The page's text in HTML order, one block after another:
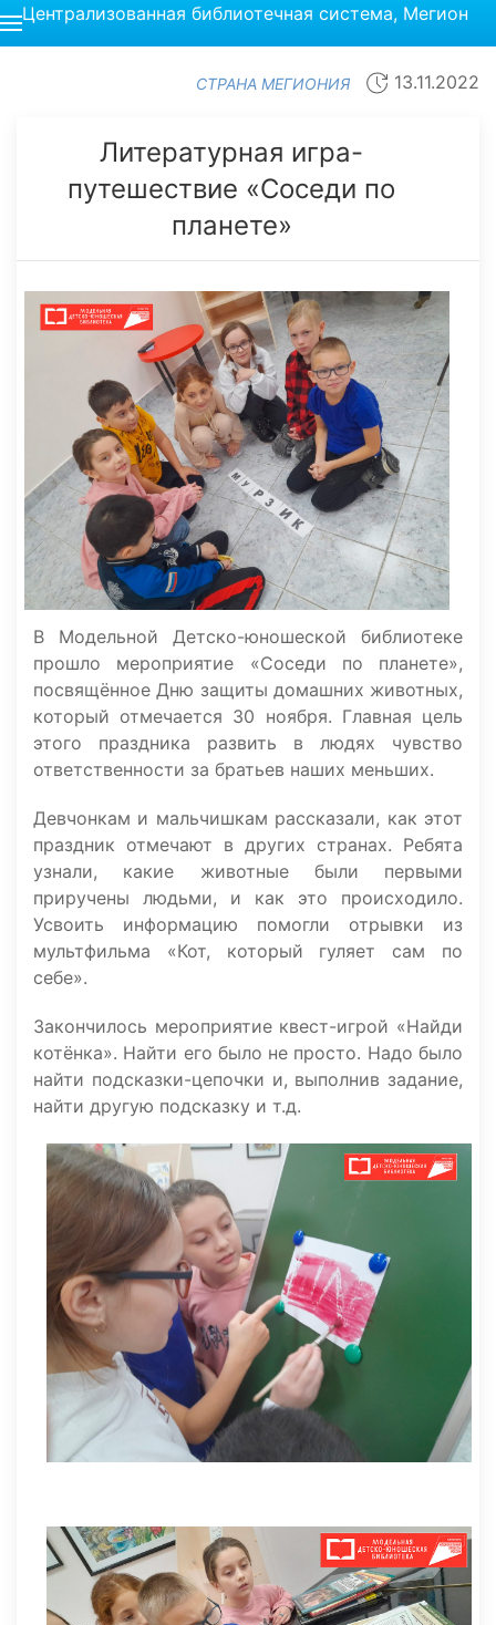
Централизованная библиотечная система, Мегион
СТРАНА МЕГИОНИЯ 13.11.2022
Литературная игра-
путешествие «Соседи по
планете»
В Модельной Детско-юношеской библиотеке
прошло мероприятие «Соседи по планете»,
посвящённое Дню защиты домашних животных,
который отмечается 30 ноября. Главная цель
этого праздника развить в людях чувство
ответственности за братьев наших меньших.
Девчонкам и мальчишкам рассказали, как этот
праздник отмечают в других странах. Ребята
узнали, какие животные были первыми
приручены людьми, и как это происходило.
Усвоить информацию помогли отрывки из
мультфильма «Кот, который гуляет сам по
себе».
Закончилось мероприятие квест-игрой «Найди
котёнка». Найти его было не просто. Надо было
найти подсказки-цепочки и, выполнив задание,
найти другую подсказку и т.д.